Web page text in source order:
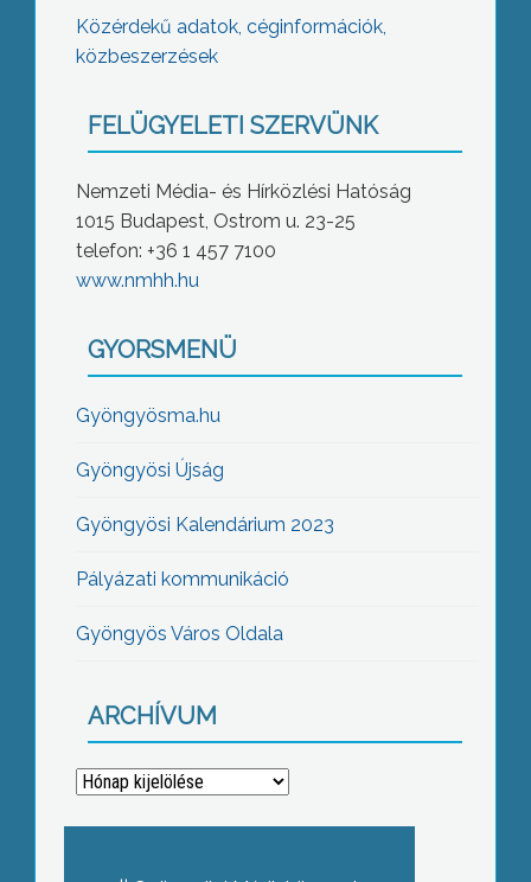
Közérdekű adatok, céginformációk,
közbeszerzések
FELÜGYELETI SZERVÜNK
Nemzeti Média- és Hírközlési Hatóság
1015 Budapest, Ostrom u. 23-25
telefon: +36 1 457 7100
www.nmhh.hu
GYORSMENÜ
Gyöngyösma.hu
Gyöngyösi Újság
Gyöngyösi Kalendárium 2023
Pályázati kommunikáció
Gyöngyös Város Oldala
ARCHÍVUM
Archívum